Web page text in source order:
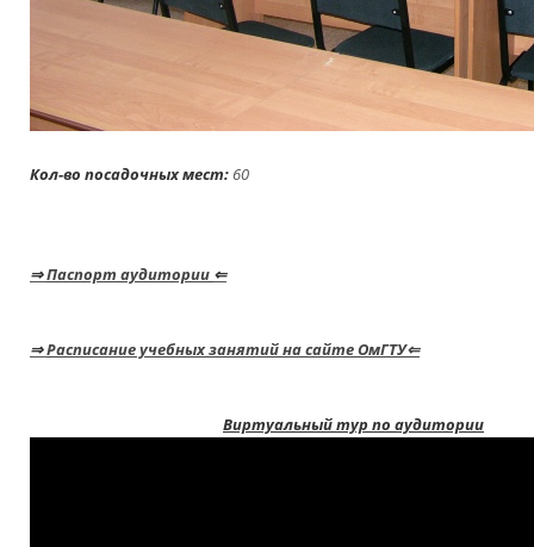
Кол-во посадочных мест:
⇒Паспорт аудитории ⇐
⇒Расписание учебных занятий на сайте ОмГТУ⇐
Виртуальный тур по аудитории